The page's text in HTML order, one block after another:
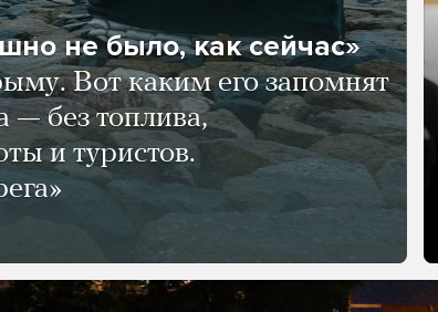
не было, как сейчас»
Вот каким его запомнят
— без топлива,
и туристов.